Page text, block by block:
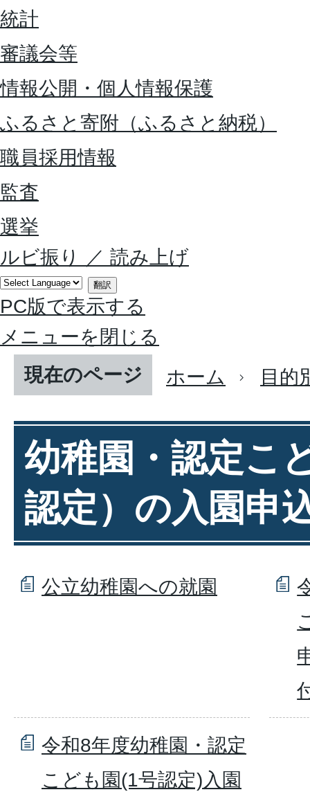
統計
審議会等
情報公開・個人情報保護
ふるさと寄附（ふるさと納税）
職員採用情報
監査
選挙
ルビ振り
／ 読み上げ
翻訳
PC版で表示する
メニューを閉じる
現在のページ
ホーム 目的
幼稚園・認定こ
認定）の入園申
公立幼稚園への就園
令和8年度幼稚園・認定
こども園(1号認定)入園